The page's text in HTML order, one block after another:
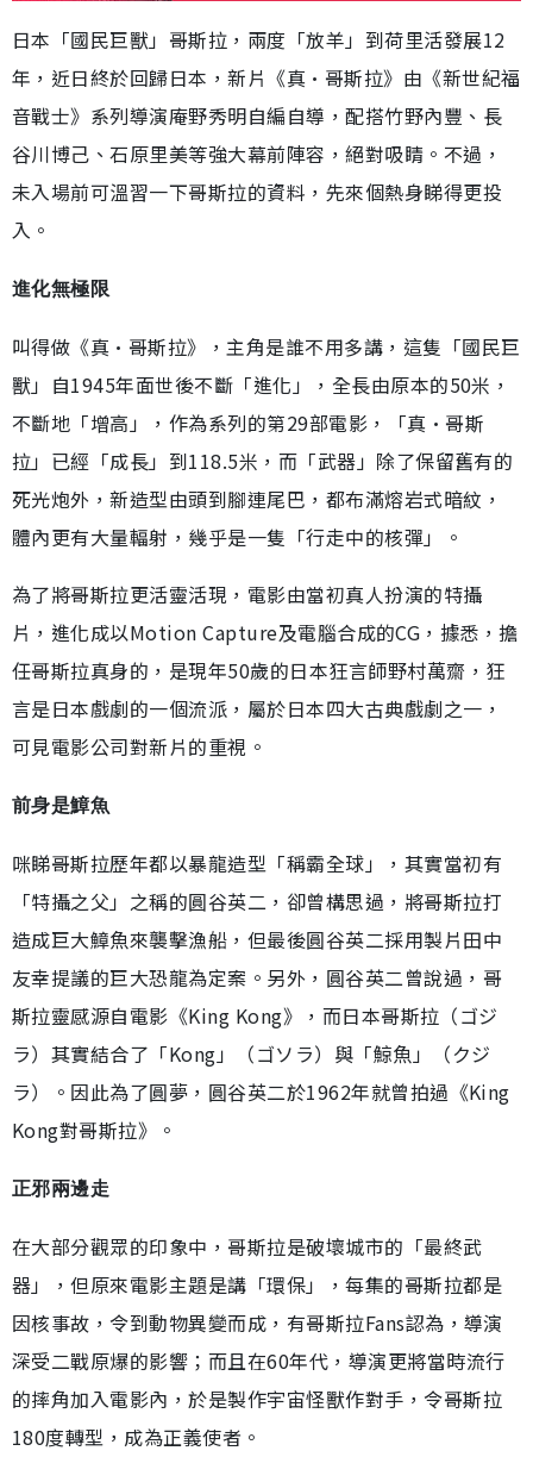
日本「國民巨獸」哥斯拉，兩度「放羊」到荷里活發展12
年，近日終於回歸日本，新片《真·哥斯拉》由《新世紀福
音戰士》系列導演庵野秀明自編自導，配搭竹野內豐、長
谷川博己、石原里美等強大幕前陣容，絕對吸睛。不過，
未入場前可溫習一下哥斯拉的資料，先來個熱身睇得更投
入。
進化無極限
叫得做《真·哥斯拉》，主角是誰不用多講，這隻「國民巨
獸」自1945年面世後不斷「進化」，全長由原本的50米，
不斷地「增高」，作為系列的第29部電影，「真·哥斯
拉」已經「成長」到118.5米，而「武器」除了保留舊有的
死光炮外，新造型由頭到腳連尾巴，都布滿熔岩式暗紋，
體內更有大量輻射，幾乎是一隻「行走中的核彈」。
為了將哥斯拉更活靈活現，電影由當初真人扮演的特攝
片，進化成以Motion Capture及電腦合成的CG，據悉，擔
任哥斯拉真身的，是現年50歲的日本狂言師野村萬齋，狂
言是日本戲劇的一個流派，屬於日本四大古典戲劇之一，
可見電影公司對新片的重視。
前身是鱆魚
咪睇哥斯拉歷年都以暴龍造型「稱霸全球」，其實當初有
「特攝之父」之稱的圓谷英二，卻曾構思過，將哥斯拉打
造成巨大鱆魚來襲擊漁船，但最後圓谷英二採用製片田中
友幸提議的巨大恐龍為定案。另外，圓谷英二曾說過，哥
斯拉靈感源自電影《King Kong》，而日本哥斯拉（ゴジ
ラ）其實結合了「Kong」（ゴソラ）與「鯨魚」（クジ
ラ）。因此為了圓夢，圓谷英二於1962年就曾拍過《King
Kong對哥斯拉》。
正邪兩邊走
在大部分觀眾的印象中，哥斯拉是破壞城市的「最終武
器」，但原來電影主題是講「環保」，每集的哥斯拉都是
因核事故，令到動物異變而成，有哥斯拉Fans認為，導演
深受二戰原爆的影響；而且在60年代，導演更將當時流行
的摔角加入電影內，於是製作宇宙怪獸作對手，令哥斯拉
180度轉型，成為正義使者。